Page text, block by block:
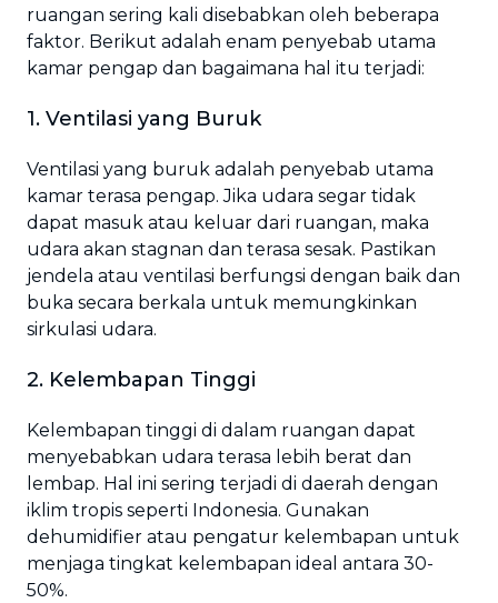
ruangan sering kali disebabkan oleh beberapa
faktor. Berikut adalah enam penyebab utama
kamar pengap dan bagaimana hal itu terjadi:
1. Ventilasi yang Buruk
Ventilasi yang buruk adalah penyebab utama
kamar terasa pengap. Jika udara segar tidak
dapat masuk atau keluar dari ruangan, maka
udara akan stagnan dan terasa sesak. Pastikan
jendela atau ventilasi berfungsi dengan baik dan
buka secara berkala untuk memungkinkan
sirkulasi udara.
2. Kelembapan Tinggi
Kelembapan tinggi di dalam ruangan dapat
menyebabkan udara terasa lebih berat dan
lembap. Hal ini sering terjadi di daerah dengan
iklim tropis seperti Indonesia. Gunakan
dehumidifier atau pengatur kelembapan untuk
menjaga tingkat kelembapan ideal antara 30-
50%.